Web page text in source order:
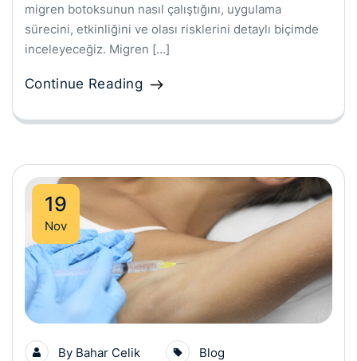
migren botoksunun nasıl çalıştığını, uygulama
sürecini, etkinliğini ve olası risklerini detaylı biçimde
inceleyeceğiz. Migren […]
Continue Reading
19
Nov
By Bahar Celik Blog